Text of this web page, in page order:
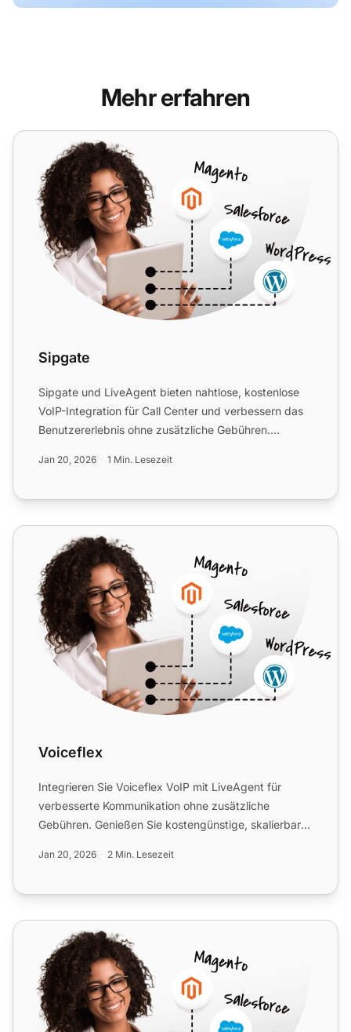
Mehr erfahren
Sipgate
Sipgate
Sipgate und LiveAgent bieten nahtlose, kostenlose
VoIP-Integration für Call Center und verbessern das
Benutzererlebnis ohne zusätzliche Gebühren.
Jan 20, 2026 1 Min. Lesezeit
Voiceflex
Voiceflex
Integrieren Sie Voiceflex VoIP mit LiveAgent für
verbesserte Kommunikation ohne zusätzliche
Gebühren. Genießen Sie kostengünstige, skalierbare
Jan 20, 2026 2 Min. Lesezeit
Placetel